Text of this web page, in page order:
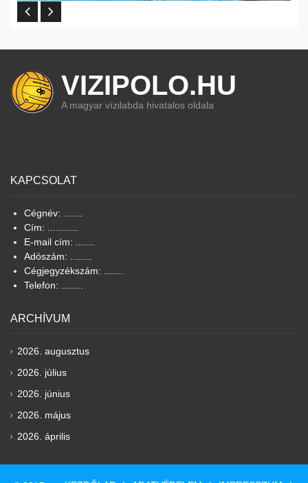
VIZIPOLO.HU
A magyar vízilabda hivatalos oldala
KAPCSOLAT
Cégnév: .......
Cím: ...........
E-mail cím: .......
Adószám: ........
Cégjegyzékszám: .......
Telefon: ........
ARCHÍVUM
2026. augusztus
2026. július
2026. június
2026. május
2026. április